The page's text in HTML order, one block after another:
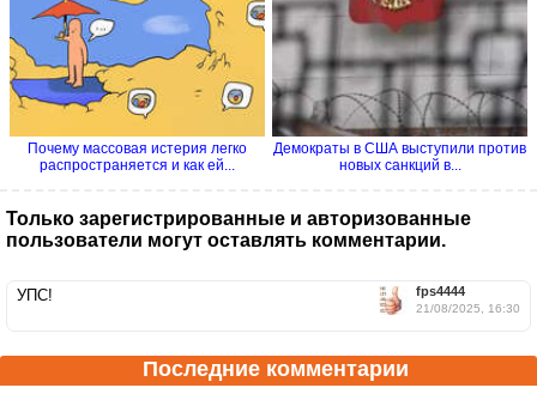
Почему массовая истерия легко
распространяется и как ей...
Демократы в США выступили против
новых санкций в...
Только зарегистрированные и авторизованные
пользователи могут оставлять комментарии.
fps4444
21/08/2025, 16:30
УПС!
Последние комментарии